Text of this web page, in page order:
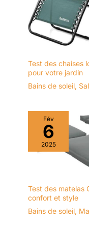
que chaque moment de
est un pur plaisir.
Test des chaises
pour votre jardin
Bains de soleil,
Fév
6
2025
Test des matelas
confort et style
Bains de soleil,